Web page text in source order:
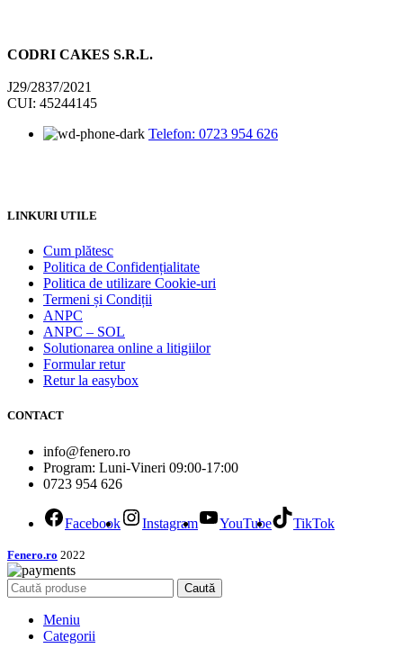
CODRI CAKES S.R.L.
J29/2837/2021
CUI: 45244145
Telefon: 0723 954 626
LINKURI UTILE
Cum plătesc
Politica de Confidențialitate
Politica de utilizare Cookie-uri
Termeni și Condiții
ANPC
ANPC – SOL
Solutionarea online a litigiilor
Formular retur
Retur la easybox
CONTACT
info@fenero.ro
Program: Luni-Vineri 09:00-17:00
0723 954 626
Facebook Instagram YouTube TikTok
Fenero.ro 2022
Caută
Meniu
Categorii